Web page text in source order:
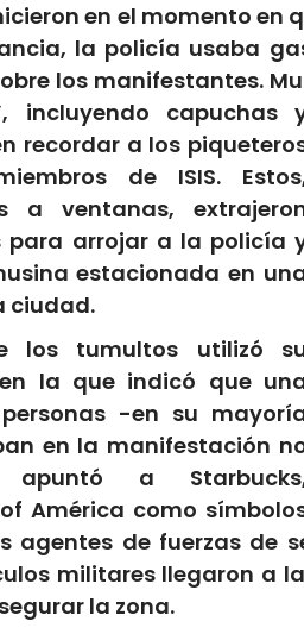
en el momento
la policía usaba
los manifestantes.
incluyendo capuchas
recordar a los
de ISIS.
a ventanas,
para arrojar a la policía
estacionada en
ciudad.
los tumultos utilizó
la que indicó que
-en su
en la manifestación
apuntó a
América como
agentes de fuerzas
militares llegaron a
la zona.